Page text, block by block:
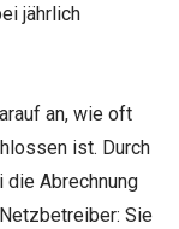
jährlich
an, wie oft
ist. Durch
die Abrechnung
Sie